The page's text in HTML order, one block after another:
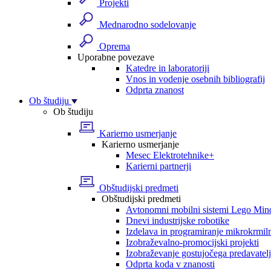
Projekti
Mednarodno sodelovanje
Oprema
Uporabne povezave
Katedre in laboratoriji
Vnos in vodenje osebnih bibliografij
Odprta znanost
Ob študiju
Ob študiju
Karierno usmerjanje
Karierno usmerjanje
Mesec Elektrotehnike+
Karierni partnerji
Obštudijski predmeti
Obštudijski predmeti
Avtonomni mobilni sistemi Lego
Dnevi industrijske robotike
Izdelava in programiranje
Izobraževalno-promocijski projekti
Izobraževanje gostujočega
Odprta koda v znanosti